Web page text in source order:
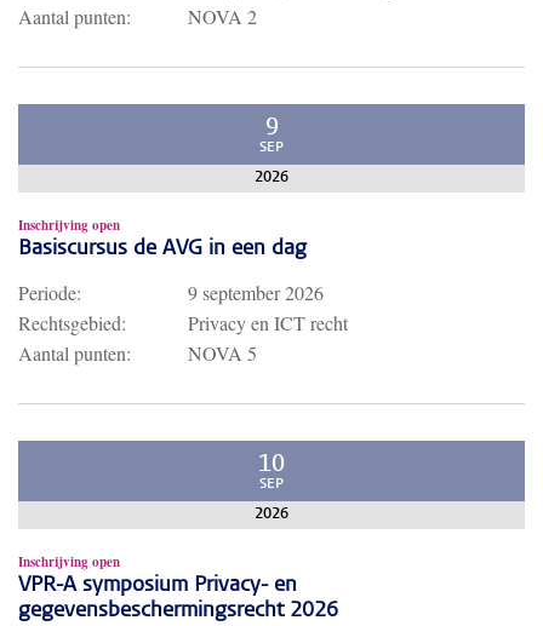
Aantal punten:
NOVA 2
9
SEP
2026
Inschrijving open
Basiscursus de AVG in een dag
Periode:
9 september 2026
Rechtsgebied:
Privacy en ICT recht
Aantal punten:
NOVA 5
10
SEP
2026
Inschrijving open
VPR-A symposium Privacy- en
gegevensbeschermingsrecht 2026